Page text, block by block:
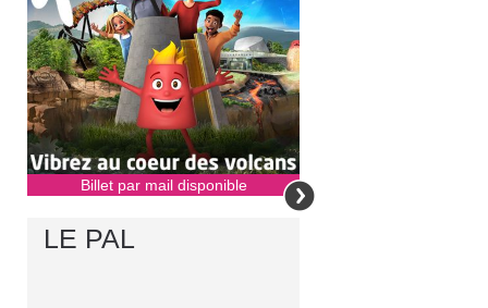
Billet par mail disponible
LE PAL